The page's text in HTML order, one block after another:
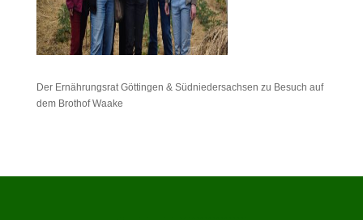
Der Ernährungsrat Göttingen & Südniedersachsen zu Besuch auf
dem Brothof Waake